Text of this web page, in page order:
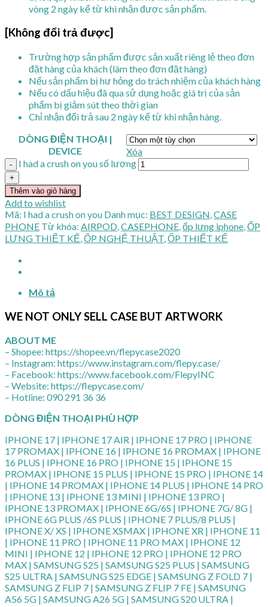
vòng 2 ngày kể từ khi nhận được sản phẩm.
[Không đổi trả được]
Trường hợp sản phẩm được sản xuất riêng lẻ theo đơn
đặt hàng của khách (làm theo đơn đặt hàng)
Nếu sản phẩm bị hư hỏng do trách nhiệm của khách hàng
Nếu có dấu hiệu đã qua sử dụng hoặc giá trị của sản
phẩm bị giảm sút theo thời gian
Chỉ nhận đổi trả sau 2 ngày kể từ khi nhận hàng.
DÒNG ĐIỆN THOẠI |
DEVICE
Xóa
I had a crush on you số lượng
Thêm vào giỏ hàng
Add to wishlist
Mã: I had a crush on you Danh mục: BEST DESIGN,CASE
PHONE Từ khóa: AIRPOD,CASEPHONE,ốp lưng iphone,ỐP
LƯNG THIẾT KẾ,ỐP NGHỆ THUẬT,ỐP THIẾT KẾ
Mô tả
WE NOT ONLY SELL CASE BUT ARTWORK
ABOUT ME
– Shopee: https://shopee.vn/flepycase2020
– Instagram: https://www.instagram.com/flepy.case/
– Facebook: https://www.facebook.com/FlepyINC
– Website: https://flepycase.com/
– Hotline: 090 291 36 36
DÒNG ĐIỆN THOẠI PHÙ HỢP
IPHONE 17 | IPHONE 17 AIR | IPHONE 17 PRO | IPHONE
17 PROMAX | IPHONE 16 | IPHONE 16 PROMAX | IPHONE
16 PLUS | IPHONE 16 PRO | IPHONE 15 | IPHONE 15
PROMAX | IPHONE 15 PLUS | IPHONE 15 PRO | IPHONE 14
| IPHONE 14 PROMAX | IPHONE 14 PLUS | IPHONE 14 PRO
| IPHONE 13 | IPHONE 13 MINI | IPHONE 13 PRO |
IPHONE 13 PROMAX | IPHONE 6G/6S | IPHONE 7G/ 8G |
IPHONE 6G PLUS /6S PLUS | IPHONE 7 PLUS/8 PLUS |
IPHONE X/ XS | IPHONE XSMAX | IPHONE XR | IPHONE 11
| IPHONE 11 PRO | IPHONE 11 PRO MAX | IPHONE 12
MINI | IPHONE 12 | IPHONE 12 PRO | IPHONE 12 PRO
MAX | SAMSUNG S25 | SAMSUNG S25 PLUS | SAMSUNG
S25 ULTRA | SAMSUNG S25 EDGE | SAMSUNG Z FOLD 7 |
SAMSUNG Z FLIP 7 | SAMSUNG Z FLIP 7 FE | SAMSUNG
A56 5G | SAMSUNG A26 5G | SAMSUNG S20 ULTRA |